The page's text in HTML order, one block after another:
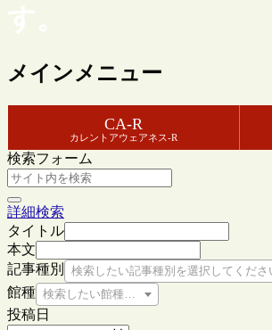
す。
メインメニュー
CA-R
カレントアウェアネス-R
検索フォーム
詳細検索
タイトル
本文
記事種別
検索したい記事種別を選択してくださ
館種 検索したい館種を選択してください
投稿日